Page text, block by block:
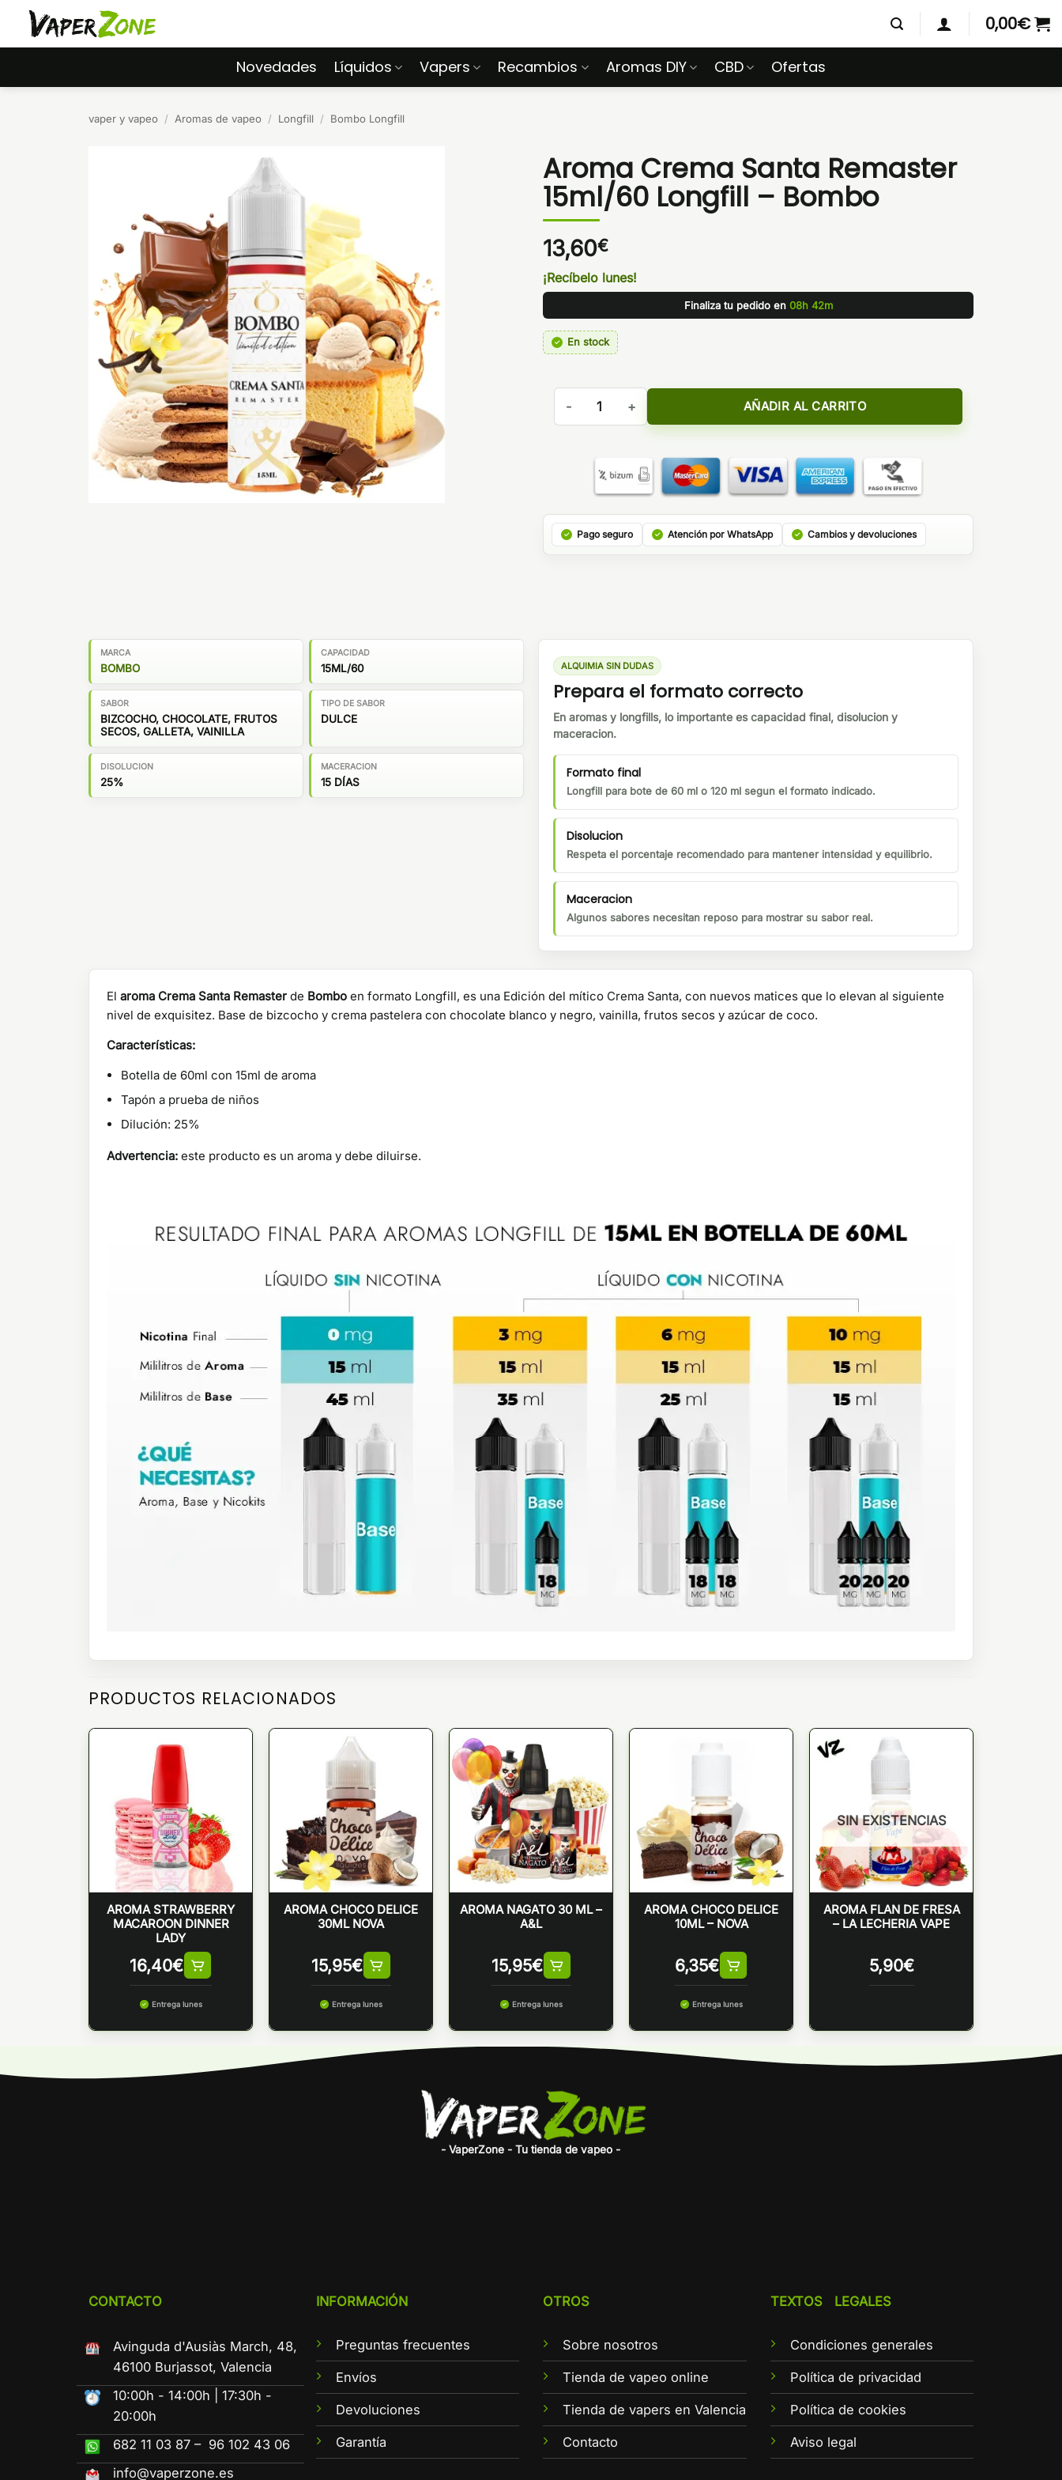
Saltar
contenido
0,00€
Novedades Líquidos Vapers Recambios Aromas DIY CBD Ofertas
vaper y vapeo / Aromas de vapeo / Longfill / Bombo Longfill
Aroma Crema Santa Remaster
15ml/60 Longfill – Bombo
13,60€
¡Recíbelo lunes!
Finaliza tu pedido en 08h 42m
En stock
Aroma Crema Santa Remaster 15ml/60 Longfill - Bombo cantidad
AÑADIR AL CARRITO
Pago seguro Atención por WhatsApp Cambios y devoluciones
MARCA
BOMBO
CAPACIDAD
15ML/60
SABOR
BIZCOCHO, CHOCOLATE, FRUTOS
SECOS, GALLETA, VAINILLA
TIPO DE SABOR
DULCE
DISOLUCION
25%
MACERACION
15 DÍAS
ALQUIMIA SIN DUDAS
Prepara el formato correcto
En aromas y longfills, lo importante es capacidad final, disolucion y
maceracion.
Formato final
Longfill para bote de 60 ml o 120 ml segun el formato indicado.
Disolucion
Respeta el porcentaje recomendado para mantener intensidad y equilibrio.
Maceracion
Algunos sabores necesitan reposo para mostrar su sabor real.
El aroma Crema Santa Remaster de Bombo en formato Longfill, es una Edición del mítico Crema Santa, con nuevos matices que lo elevan al siguiente
nivel de exquisitez. Base de bizcocho y crema pastelera con chocolate blanco y negro, vainilla, frutos secos y azúcar de coco.
Características:
Botella de 60ml con 15ml de aroma
Tapón a prueba de niños
Dilución: 25%
Advertencia: este producto es un aroma y debe diluirse.
PRODUCTOS RELACIONADOS
AROMA STRAWBERRY
MACAROON DINNER
LADY
16,40€
Entrega lunes
AROMA CHOCO DELICE
30ML NOVA
15,95€
Entrega lunes
AROMA NAGATO 30 ML –
A&L
15,95€
Entrega lunes
AROMA CHOCO DELICE
10ML – NOVA
6,35€
Entrega lunes
SIN EXISTENCIAS
AROMA FLAN DE FRESA
– LA LECHERIA VAPE
5,90€
- VaperZone - Tu tienda de vapeo -
CONTACTO
Avinguda d'Ausiàs March, 48,
46100 Burjassot, Valencia
10:00h - 14:00h | 17:30h -
20:00h
682 11 03 87 – 96 102 43 06
info@vaperzone.es
INFORMACIÓN
Preguntas frecuentes
Envíos
Devoluciones
Garantía
OTROS
Sobre nosotros
Tienda de vapeo online
Tienda de vapers en Valencia
Contacto
TEXTOS LEGALES
Condiciones generales
Política de privacidad
Política de cookies
Aviso legal